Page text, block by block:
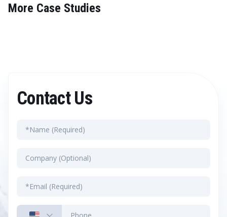
More Case Studies
Contact Us